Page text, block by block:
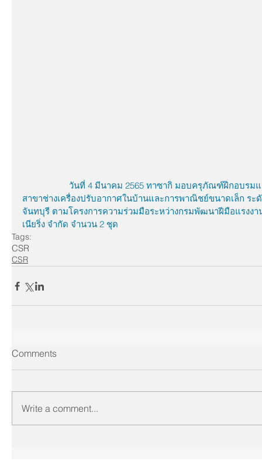
วันที่ 4 มีนาคม 2565 ทาซากิ มอบครุภัณฑ์ฝึกอบรม
สาขาช่างเครื่องปรับอากาศในบ้านและการพาณิชย์ขนาดเล็ก ร
จันทบุรี ตามโครงการความร่วมมือระหว่างกรมพัฒนาฝีมือแรงง
เนียริ่ง จำกัด จำนวน 2 ชุด
Tags:
CSR
CSR
Comments
Write a comment...